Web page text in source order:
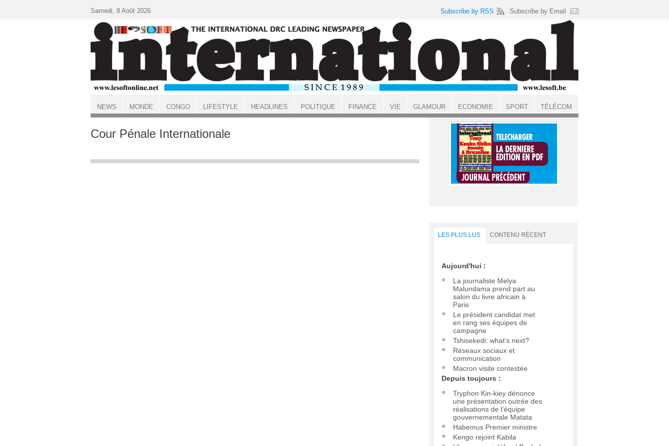
ACCUEIL
Cour Pénale Internationale
LES PLUS LUS CONTENU RÉCENT
Aujourd'hui :
La journaliste Melya
Malundama prend part au
salon du livre africain à
Paris
Le président candidat met
en rang ses équipes de
campagne
Tshisekedi: what’s next?
Réseaux sociaux et
communication
Macron visite contestée
Depuis toujours :
Tryphon Kin-kiey dénonce
une présentation outrée des
réalisations de l’équipe
gouvernementale Matata
Habemus Premier ministre
Kengo rejoint Kabila
Samedi, 8 Août 2026 Subscribe by RSS Subscribe by Email
NEWS MONDE CONGO LIFESTYLE HEADLINES POLITIQUE FINANCE VIE GLAMOUR ECONOMIE SPORT TÉLÉCOM